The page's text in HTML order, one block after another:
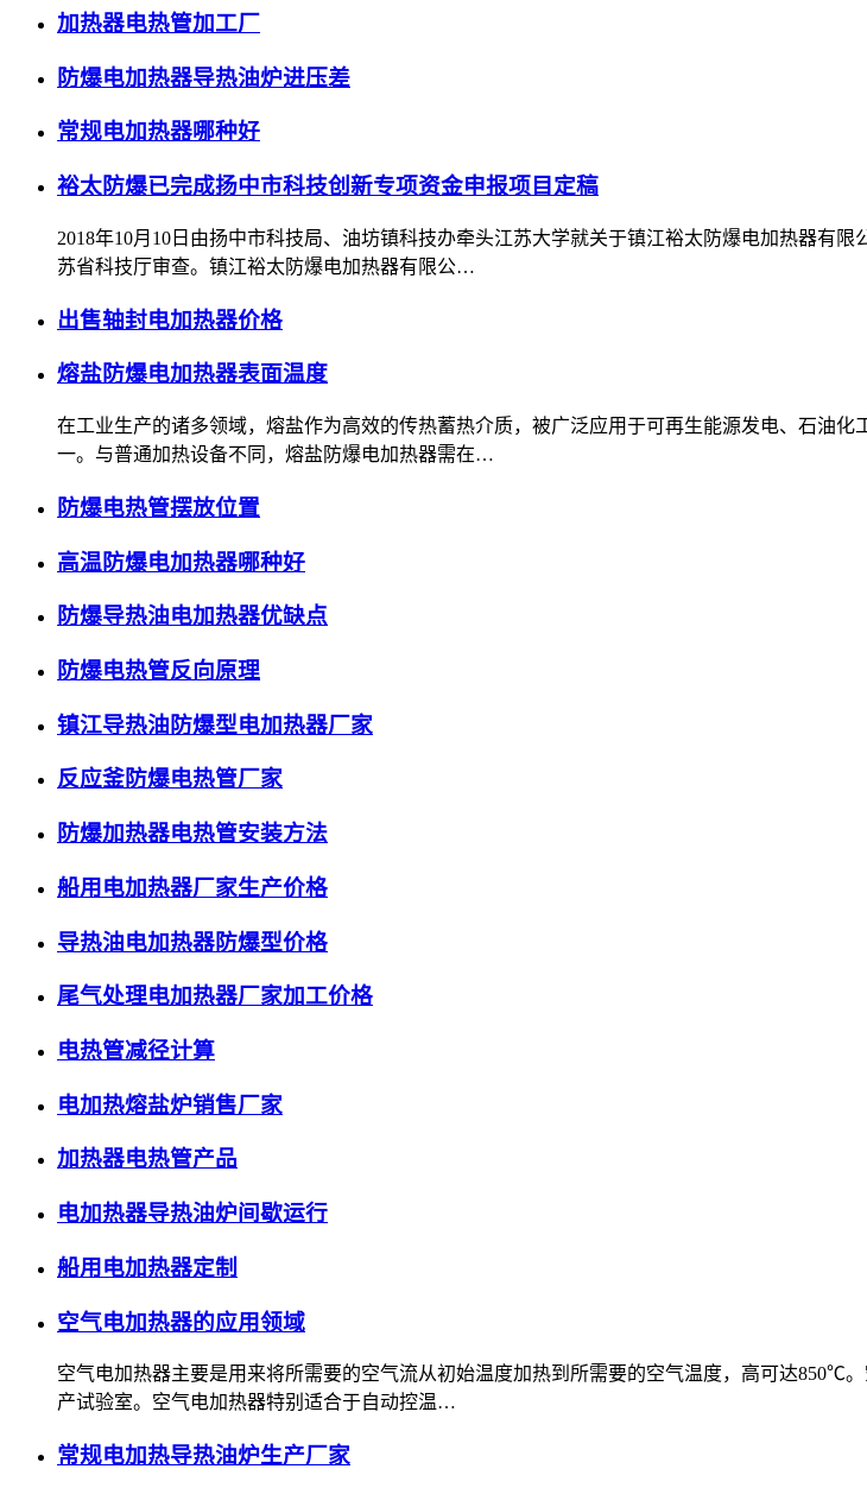
加热器电热管加工厂
防爆电加热器导热油炉进压差
常规电加热器哪种好
裕太防爆已完成扬中市科技创新专项资金申报项目定稿
2018年10月10日由扬中市科技局、油坊镇科技办牵头江苏大学就关于镇江裕太防爆电加热器有
苏省科技厅审查。镇江裕太防爆电加热器有限公…
出售轴封电加热器价格
熔盐防爆电加热器表面温度
在工业生产的诸多领域，熔盐作为高效的传热蓄热介质，被广泛应用于可再生能源发电、石油
一。与普通加热设备不同，熔盐防爆电加热器需在…
防爆电热管摆放位置
高温防爆电加热器哪种好
防爆导热油电加热器优缺点
防爆电热管反向原理
镇江导热油防爆型电加热器厂家
反应釜防爆电热管厂家
防爆加热器电热管安装方法
船用电加热器厂家生产价格
导热油电加热器防爆型价格
尾气处理电加热器厂家加工价格
电热管减径计算
电加热熔盐炉销售厂家
加热器电热管产品
电加热器导热油炉间歇运行
船用电加热器定制
空气电加热器的应用领域
空气电加热器主要是用来将所需要的空气流从初始温度加热到所需要的空气温度，高可达850℃
产试验室。空气电加热器特别适合于自动控温…
常规电加热导热油炉生产厂家